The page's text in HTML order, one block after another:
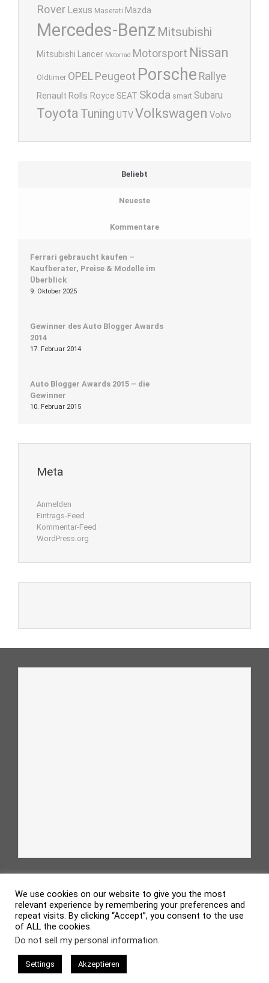
Rover Lexus Maserati Mazda
Mercedes-Benz Mitsubishi
Mitsubishi Lancer Motorrad Motorsport Nissan
Oldtimer OPELPeugeot Porsche Rallye
Renault Rolls Royce SEAT Skoda smart Subaru
Toyota Tuning UTVVolkswagen Volvo
Beliebt
Neueste
Kommentare
Ferrari gebraucht kaufen –
Kaufberater, Preise & Modelle im
Überblick
9. Oktober 2025
Gewinner des Auto Blogger Awards
2014
17. Februar 2014
Auto Blogger Awards 2015 – die
Gewinner
10. Februar 2015
Meta
Anmelden
Eintrags-Feed
Kommentar-Feed
WordPress.org
evolvetheme by Theme4Press • Powered by
We use cookies on our website to give you the most
relevant experience by remembering your preferences and
repeat visits. By clicking “Accept”, you consent to the use
of ALL the cookies.
Do not sell my personal information.
Settings Akzeptieren